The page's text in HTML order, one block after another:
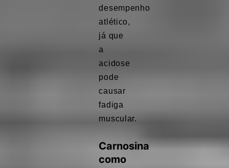
desempenho
atlético,
já que
a
acidose
pode
causar
fadiga
muscular.
Carnosina
como